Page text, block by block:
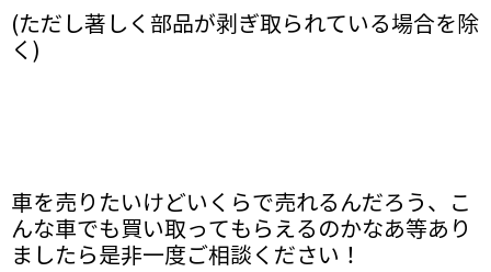
(ただし著しく部品が剥ぎ取られている場合を除
く)
車を売りたいけどいくらで売れるんだろう、こ
んな車でも買い取ってもらえるのかなあ等あり
ましたら是非一度ご相談ください！